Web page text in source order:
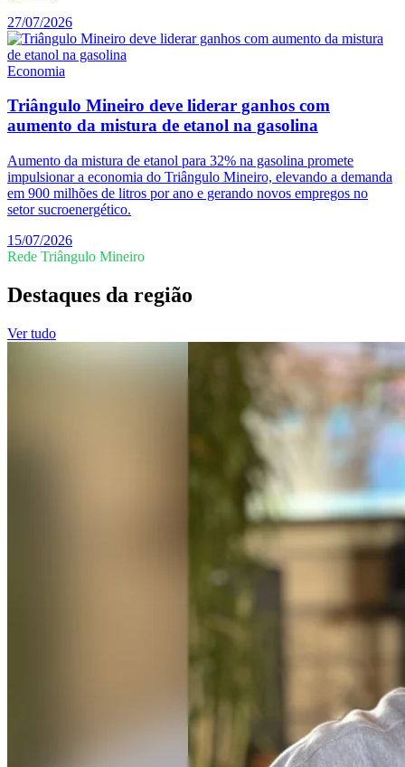
27/07/2026
Economia
Triângulo Mineiro deve liderar ganhos com
aumento da mistura de etanol na gasolina
Aumento da mistura de etanol para 32% na gasolina promete
impulsionar a economia do Triângulo Mineiro, elevando a demanda
em 900 milhões de litros por ano e gerando novos empregos no
setor sucroenergético.
15/07/2026
Rede Triângulo Mineiro
Destaques da região
Ver tudo